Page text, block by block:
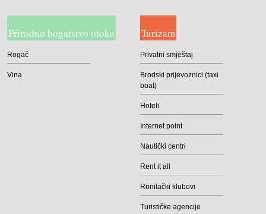
Prirodno bogatstvo otoka
Rogač
Vina
Turizam
Privatni smještaj
Brodski prijevoznici (taxi
boat)
Hoteli
Internet point
Nautički centri
Rent it all
Ronilački klubovi
Turističke agencije